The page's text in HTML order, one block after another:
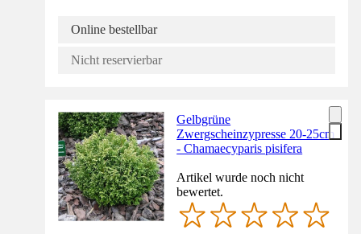
Online bestellbar
Nicht reservierbar
Gelbgrüne
Zwergscheinzypresse 20-25cm
- Chamaecyparis pisifera
Artikel wurde noch nicht
bewertet.